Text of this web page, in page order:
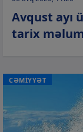
Avqust ayı
tarix
CƏMİYYƏT